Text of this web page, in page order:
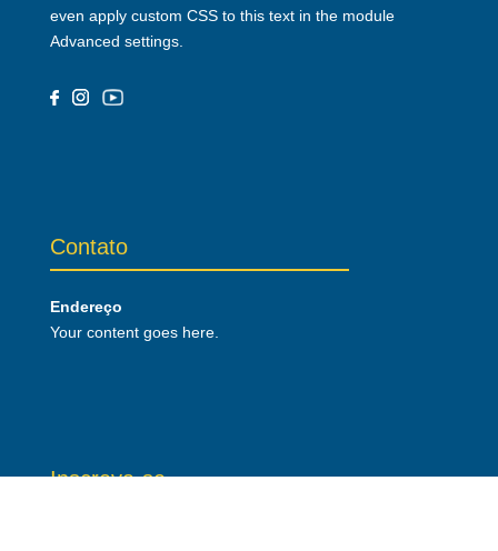
even apply custom CSS to this text in the module
Advanced settings.
Contato
Endereço
Your content goes here.
Inscreva-se